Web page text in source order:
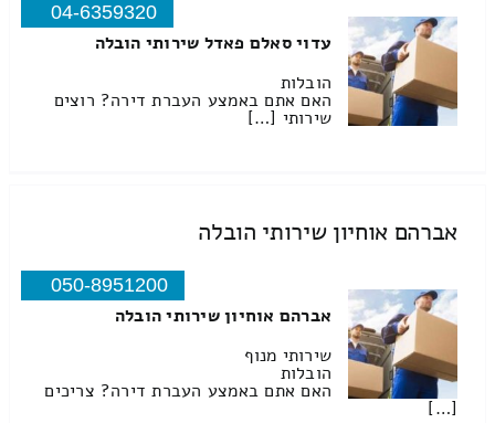
04-6359320
עדוי סאלם פאדל שירותי הובלה
הובלות
האם אתם באמצע העברת דירה? רוצים
שירותי […]
אברהם אוחיון שירותי הובלה
050-8951200
אברהם אוחיון שירותי הובלה
שירותי מנוף
הובלות
האם אתם באמצע העברת דירה? צריכים
[…]